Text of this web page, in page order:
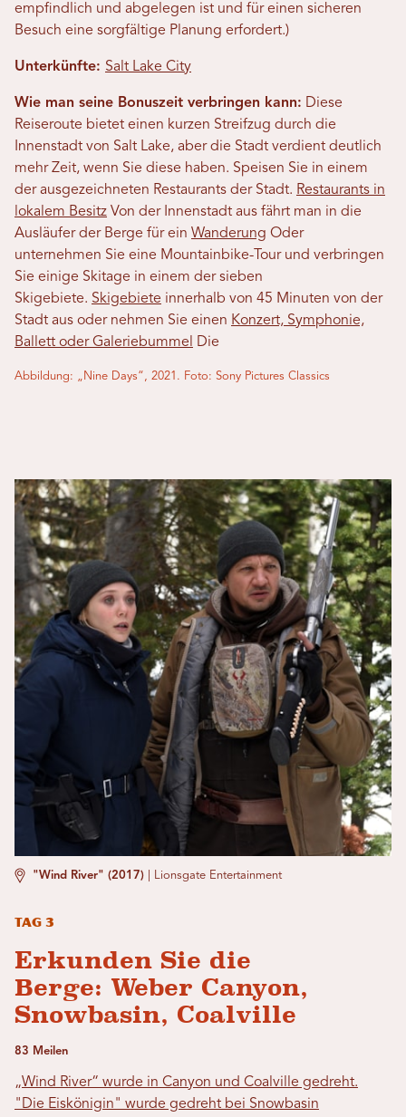
empfindlich und abgelegen ist und für einen sicheren
Besuch eine sorgfältige Planung erfordert.)
Unterkünfte: Salt Lake City
Wie man seine Bonuszeit verbringen kann: Diese
Reiseroute bietet einen kurzen Streifzug durch die
Innenstadt von Salt Lake, aber die Stadt verdient deutlich
mehr Zeit, wenn Sie diese haben. Speisen Sie in einem
der ausgezeichneten Restaurants der Stadt. Restaurants in
lokalem Besitz Von der Innenstadt aus fährt man in die
Ausläufer der Berge für ein Wanderung Oder
unternehmen Sie eine Mountainbike-Tour und verbringen
Sie einige Skitage in einem der sieben
Skigebiete. Skigebiete innerhalb von 45 Minuten von der
Stadt aus oder nehmen Sie einen Konzert, Symphonie,
Ballett oder Galeriebummel
Die
Abbildung: „Nine Days“, 2021. Foto: Sony Pictures Classics
"Wind River" (2017) Lionsgate Entertainment
Tag 3
Erkunden Sie die
Berge: Weber Canyon,
Snowbasin, Coalville
83 Meilen
„Wind River“ wurde in Canyon und Coalville gedreht.
"Die Eiskönigin" wurde gedreht bei Snowbasin